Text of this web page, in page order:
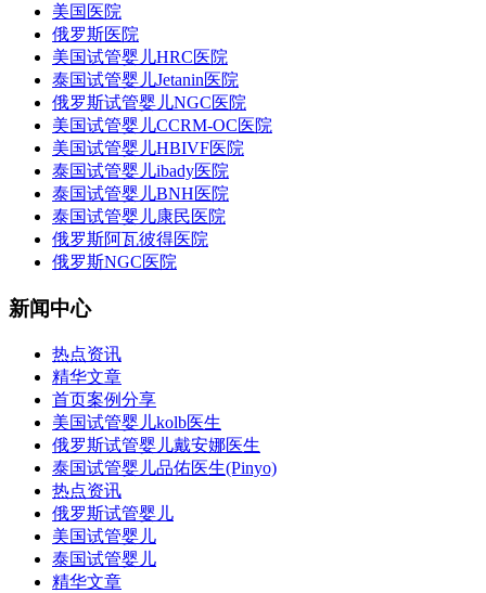
美国医院
俄罗斯医院
美国试管婴儿HRC医院
泰国试管婴儿Jetanin医院
俄罗斯试管婴儿NGC医院
美国试管婴儿CCRM-OC医院
美国试管婴儿HBIVF医院
泰国试管婴儿ibady医院
泰国试管婴儿BNH医院
泰国试管婴儿康民医院
俄罗斯阿瓦彼得医院
俄罗斯NGC医院
新闻中心
热点资讯
精华文章
首页案例分享
美国试管婴儿kolb医生
俄罗斯试管婴儿戴安娜医生
泰国试管婴儿品佑医生(Pinyo)
热点资讯
俄罗斯试管婴儿
美国试管婴儿
泰国试管婴儿
精华文章